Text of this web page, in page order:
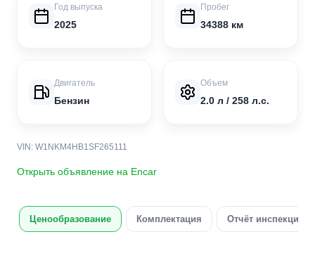
Год выпуска
2025
Пробег
34388 км
Двигатель
Бензин
Объем
2.0 л / 258 л.с.
VIN: W1NKM4HB1SF265111
Открыть объявление на Encar
Ценообразование Комплектация Отчёт инспекции